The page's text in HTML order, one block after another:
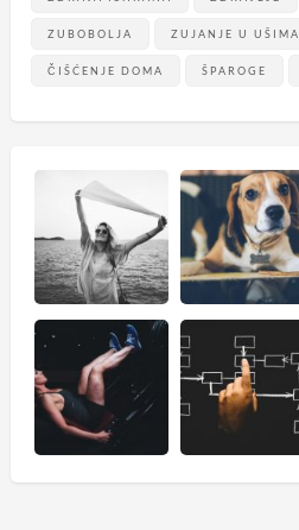
ZUBOBOLJA ZUJANJE U UŠIMA
ČIŠĆENJE DOMA ŠPAROGE